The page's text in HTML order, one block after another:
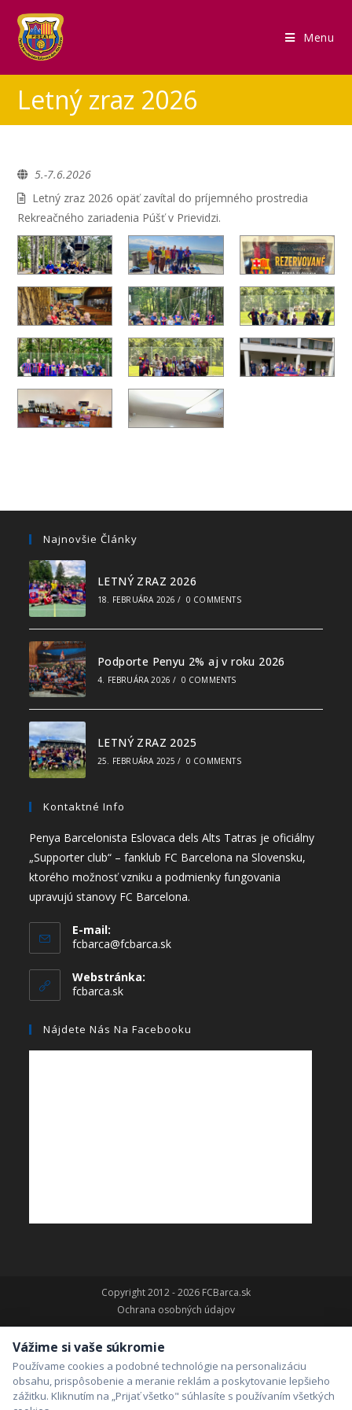
Menu
Letný zraz 2026
5.-7.6.2026
Letný zraz 2026 opäť zavítal do príjemného prostredia
Rekreačného zariadenia Púšť v Prievidzi.
Najnovšie Články
LETNÝ ZRAZ 2026
18. FEBRUÁRA 2026 / 0 COMMENTS
Podporte Penyu 2% aj v roku 2026
4. FEBRUÁRA 2026 / 0 COMMENTS
LETNÝ ZRAZ 2025
25. FEBRUÁRA 2025 / 0 COMMENTS
Kontaktné Info
Penya Barcelonista Eslovaca dels Alts Tatras je oficiálny
„Supporter club“ – fanklub FC Barcelona na Slovensku,
ktorého možnosť vzniku a podmienky fungovania
upravujú stanovy FC Barcelona.
E-mail:
fcbarca@fcbarca.sk
Webstránka:
fcbarca.sk
Nájdete Nás Na Facebooku
Copyright 2012 - 2026 FCBarca.sk
Ochrana osobných údajov
Vážime si vaše súkromie
Používame cookies a podobné technológie na personalizáciu
obsahu, prispôsobenie a meranie reklám a poskytovanie lepšieho
zážitku. Kliknutím na „Prijať všetko" súhlasíte s používaním všetkých